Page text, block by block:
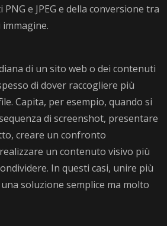
e JPEG e della conversione tra
di un sito web o dei contenuti
di dover raccogliere più
Capita, per esempio, quando si
di screenshot, presentare
creare un confronto
un contenuto visivo più
In questi casi, unire più
soluzione semplice ma molto